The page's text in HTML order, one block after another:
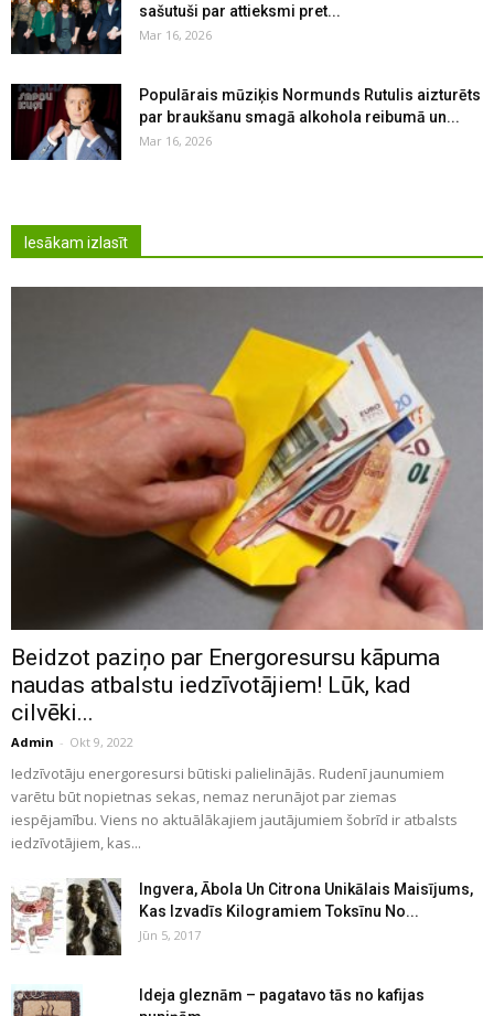
sašutuši par attieksmi pret...
Mar 16, 2026
Populārais mūziķis Normunds Rutulis aizturēts
par braukšanu smagā alkohola reibumā un...
Mar 16, 2026
Iesākam izlasīt
Beidzot paziņo par Energoresursu kāpuma
naudas atbalstu iedzīvotājiem! Lūk, kad
cilvēki...
Admin - Okt 9, 2022
Iedzīvotāju energoresursi būtiski palielinājās. Rudenī jaunumiem
varētu būt nopietnas sekas, nemaz nerunājot par ziemas
iespējamību. Viens no aktuālākajiem jautājumiem šobrīd ir atbalsts
iedzīvotājiem, kas...
Ingvera, Ābola Un Citrona Unikālais Maisījums,
Kas Izvadīs Kilogramiem Toksīnu No...
Jūn 5, 2017
Ideja gleznām – pagatavo tās no kafijas